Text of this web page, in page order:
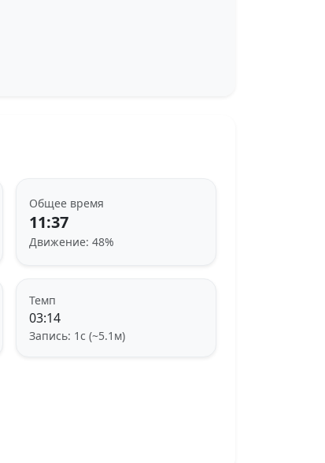
Общее время
11:37
Движение: 48%
Темп
03:14
Запись: 1с (~5.1м)